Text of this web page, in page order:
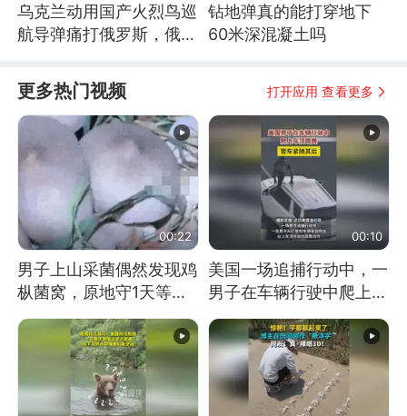
乌克兰动用国产火烈鸟巡
航导弹痛打俄罗斯，俄军
钻地弹真的能打穿地下
60米深混凝土吗
更多热门视频 打开应用 查看更多
00:22
男子上山采菌偶然发现鸡
枞菌窝，原地守1天等它
长大：挖了140多朵
00:10
美国一场追捕行动中，一
男子在车辆行驶中爬上车
顶跳舞。（新京报）